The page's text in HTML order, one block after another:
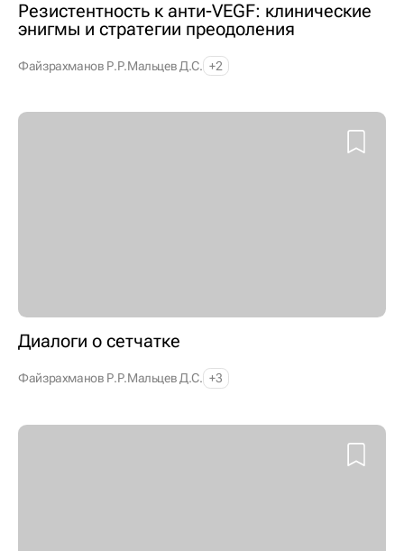
Резистентность к анти-VEGF: клинические
энигмы и стратегии преодоления
Файзрахманов Р.Р.Мальцев Д.С. +2
Диалоги о сетчатке
Файзрахманов Р.Р.Мальцев Д.С. +3